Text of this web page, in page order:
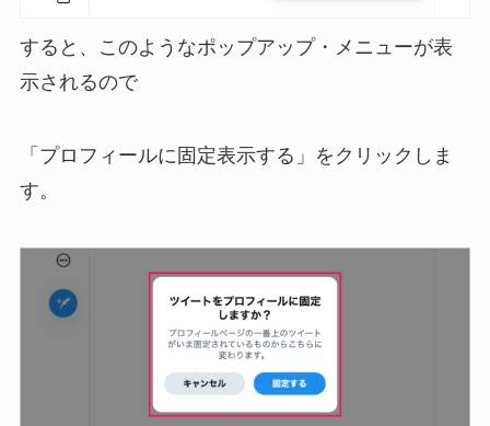
すると、このようなポップアップ・メニューが表
示されるので
「プロフィールに固定表示する」をクリックしま
す。